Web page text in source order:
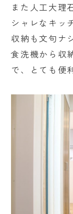
また人工大理
シャレなキッ
収納も文句ナ
食洗機から収
で、とても便